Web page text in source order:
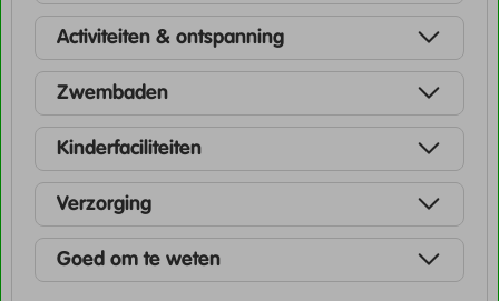
Activiteiten & ontspanning
Zwembaden
Kinderfaciliteiten
Verzorging
Goed om te weten